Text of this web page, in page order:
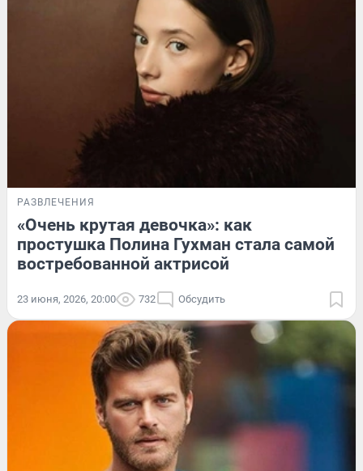
РАЗВЛЕЧЕНИЯ
«Очень крутая девочка»: как
простушка Полина Гухман стала самой
востребованной актрисой
23 июня, 2026, 20:00 732 Обсудить